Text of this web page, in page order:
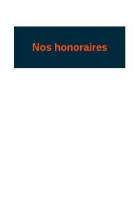
Nos honoraires